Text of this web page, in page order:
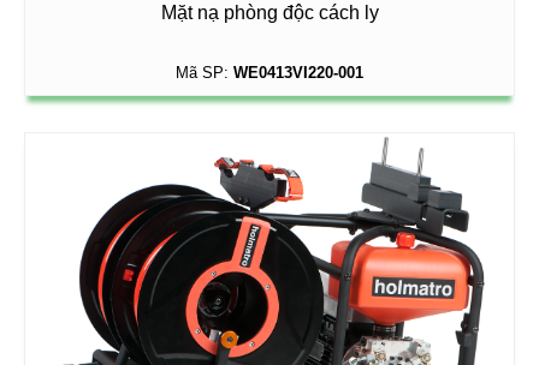
Mặt nạ phòng độc cách ly
Mã SP: WE0413VI220-001